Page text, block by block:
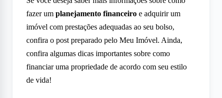
fazer um planejamento financeiro e adquirir um
imóvel com prestações adequadas ao seu bolso,
confira o post preparado pelo Meu Imóvel. Ainda,
confira algumas dicas importantes sobre como
financiar uma propriedade de acordo com seu estilo
de vida!